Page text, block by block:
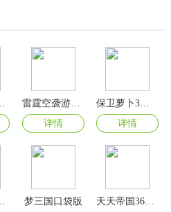
雷霆空袭游戏红包版
详情
详情
梦三国口袋版